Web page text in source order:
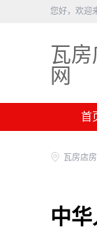
您好，欢迎
瓦
网
首
瓦房店
中